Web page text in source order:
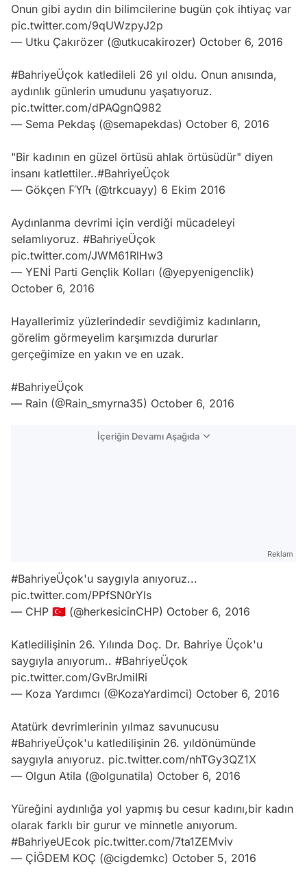
Onun gibi aydın din bilimcilerine bugün çok ihtiyaç var
pic.twitter.com/9qUWzpyJ2p
— Utku Çakırözer (@utkucakirozer) October 6, 2016
#BahriyeÜçok katledileli 26 yıl oldu. Onun anısında,
aydınlık günlerin umudunu yaşatıyoruz.
pic.twitter.com/dPAQgnQ982
— Sema Pekdaş (@semapekdas) October 6, 2016
"Bir kadının en güzel örtüsü ahlak örtüsüdür" diyen
insanı katlettiler..#BahriyeÜçok
— Gökçen ϜϓſϞ (@trkcuayy) 6 Ekim 2016
Aydınlanma devrimi için verdiği mücadeleyi
selamlıyoruz. #BahriyeÜçok
pic.twitter.com/JWM61RlHw3
— YENİ Parti Gençlik Kolları (@yepyenigenclik)
October 6, 2016
Hayallerimiz yüzlerindedir sevdiğimiz kadınların,
görelim görmeyelim karşımızda dururlar
gerçeğimize en yakın ve en uzak.
#BahriyeÜçok
— Rain (@Rain_smyrna35) October 6, 2016
İçeriğin Devamı Aşağıda
Reklam
#BahriyeÜçok'u saygıyla anıyoruz...
pic.twitter.com/PPfSN0rYls
— CHP 🇹🇷 (@herkesicinCHP) October 6, 2016
Katledilişinin 26. Yılında Doç. Dr. Bahriye Üçok'u
saygıyla anıyorum.. #BahriyeÜçok
pic.twitter.com/GvBrJmiIRi
— Koza Yardımcı (@KozaYardimci) October 6, 2016
Atatürk devrimlerinin yılmaz savunucusu
#BahriyeÜçok'u katledilişinin 26. yıldönümünde
saygıyla anıyoruz. pic.twitter.com/nhTGy3QZ1X
— Olgun Atila (@olgunatila) October 6, 2016
Yüreğini aydınlığa yol yapmış bu cesur kadını,bir kadın
olarak farklı bir gurur ve minnetle anıyorum.
#BahriyeUEcok pic.twitter.com/7ta1ZEMviv
— ÇİĞDEM KOÇ (@cigdemkc) October 5, 2016